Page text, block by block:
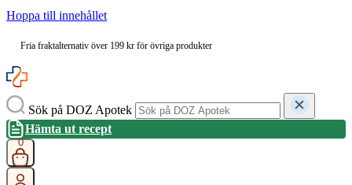
Hoppa till innehållet
Fria fraktalternativ över 199 kr för övriga produkter
Sök på DOZ Apotek
Hämta ut recept
0